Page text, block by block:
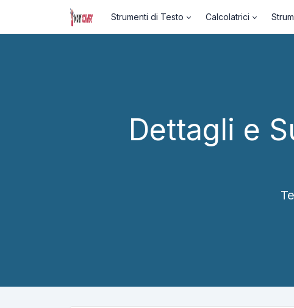
Strumenti di Testo Calcolatrici
Dettagli e